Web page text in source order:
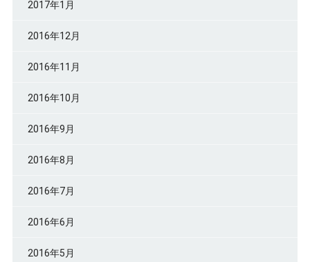
2017年1月
2016年12月
2016年11月
2016年10月
2016年9月
2016年8月
2016年7月
2016年6月
2016年5月